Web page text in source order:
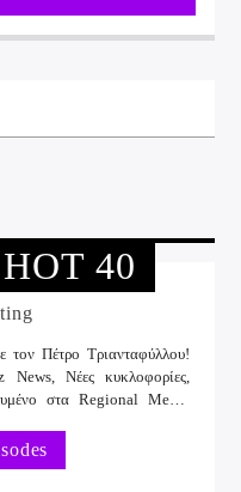
40
Πέτρο Τριανταφύλλου!
Νέες κυκλοφορίες,